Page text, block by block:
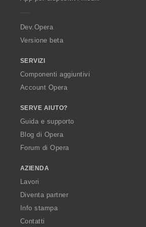
a
Dev.Opera
Versione beta
SERVIZI
Componenti aggiuntivi
Account Opera
SERVE AIUTO?
Guida e supporto
Blog di Opera
Forum di Opera
AZIENDA
Lavori
Diventa partner
Info stampa
Contatti